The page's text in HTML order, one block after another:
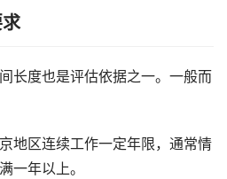
长度也是评估依据之一。一般而
地区连续工作一定年限，通常情
一年以上。